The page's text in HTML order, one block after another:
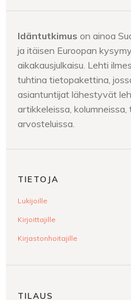
Idäntutkimus on ainoa
ja itäisen Euroopan
aikakausjulkaisu. Lehti
tuhtina tietopakettina,
asiantuntijat lähestyvät
artikkeleissa,
arvosteluissa.
TIETOJA
Lukijoille
Kirjoittajille
Kirjastonhoitajille
TILAUS